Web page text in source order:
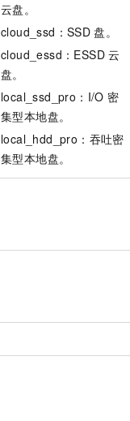
云盘。
cloud_ssd：SSD 盘。
cloud_essd：ESSD 云
盘。
local_ssd_pro：I/O 密
集型本地盘。
local_hdd_pro：吞吐密
集型本地盘。